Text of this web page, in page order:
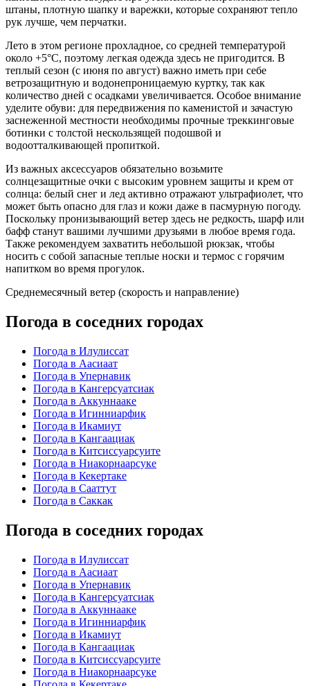
штаны, плотную шапку и варежки, которые сохраняют тепло
рук лучше, чем перчатки.
Лето в этом регионе прохладное, со средней температурой
около +5°C, поэтому легкая одежда здесь не пригодится. В
теплый сезон (с июня по август) важно иметь при себе
ветрозащитную и водонепроницаемую куртку, так как
количество дней с осадками увеличивается. Особое внимание
уделите обуви: для передвижения по каменистой и зачастую
заснеженной местности необходимы прочные треккинговые
ботинки с толстой нескользящей подошвой и
водоотталкивающей пропиткой.
Из важных аксессуаров обязательно возьмите
солнцезащитные очки с высоким уровнем защиты и крем от
солнца: белый снег и лед активно отражают ультрафиолет, что
может быть опасно для глаз и кожи даже в пасмурную погоду.
Поскольку пронизывающий ветер здесь не редкость, шарф или
бафф станут вашими лучшими друзьями в любое время года.
Также рекомендуем захватить небольшой рюкзак, чтобы
носить с собой запасные теплые носки и термос с горячим
напитком во время прогулок.
Среднемесячный ветер (скорость и направление)
Погода в соседних городах
Погода в Илулиссат
Погода в Аасиаат
Погода в Упернавик
Погода в Кангерсуатсиак
Погода в Аккуннааке
Погода в Игинниарфик
Погода в Икамиут
Погода в Кангаациак
Погода в Китсиссуарсуите
Погода в Ниакорнаарсуке
Погода в Кекертаке
Погода в Сааттут
Погода в Саккак
Погода в соседних городах
Погода в Илулиссат
Погода в Аасиаат
Погода в Упернавик
Погода в Кангерсуатсиак
Погода в Аккуннааке
Погода в Игинниарфик
Погода в Икамиут
Погода в Кангаациак
Погода в Китсиссуарсуите
Погода в Ниакорнаарсуке